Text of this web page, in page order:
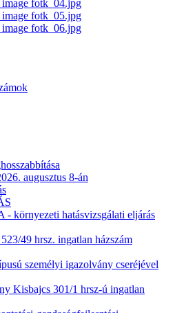
augusztus 8-án
környezeti hatásvizsgálati eljárás
49 hrsz. ingatlan házszám
személyi igazolvány cseréjével
Kisbajcs 301/1 hrsz-ú ingatlan